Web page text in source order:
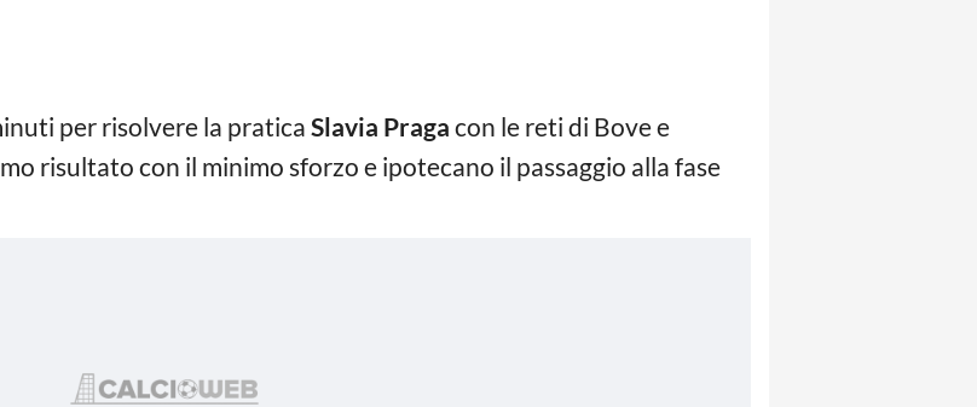
per risolvere la pratica Slavia Praga con le reti di Bove e
risultato con il minimo sforzo e ipotecano il passaggio alla fase